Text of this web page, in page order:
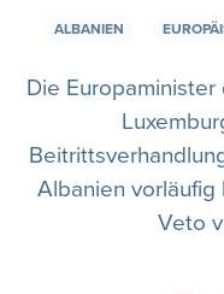
ALBANIEN
Die
Albanien
Veto